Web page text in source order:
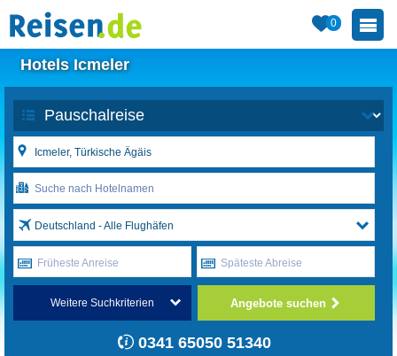
0
Hotels Icmeler
Deutschland - Alle Flughäfen
Früheste Anreise Späteste Abreise
Weitere Suchkriterien Angebote suchen
0341 65050 51340